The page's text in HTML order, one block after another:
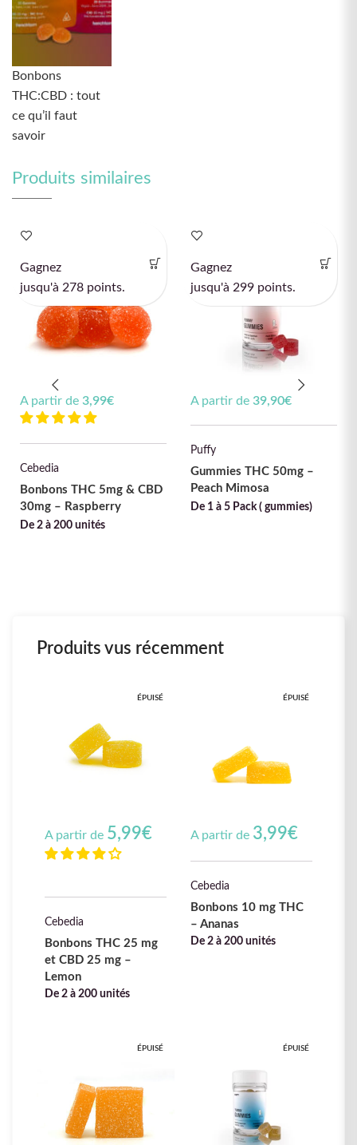
Bonbons
THC:CBD : tout
ce qu’il faut
savoir
Produits similaires
A partir de 3,99€
Cebedia
Bonbons THC 5mg & CBD
30mg – Raspberry
De 2 à 200 unités
Gagnez
jusqu'à 278 points.
A partir de 39,90€
Puffy
Gummies THC 50mg –
Peach Mimosa
De 1 à 5 Pack ( gummies)
Gagnez
jusqu'à 299 points.
Produits vus récemment
ÉPUISÉ
A partir de 5,99€
Cebedia
Bonbons THC 25 mg
et CBD 25 mg –
Lemon
De 2 à 200 unités
ÉPUISÉ
A partir de 3,99€
Cebedia
Bonbons 10 mg THC
– Ananas
De 2 à 200 unités
ÉPUISÉ ÉPUISÉ